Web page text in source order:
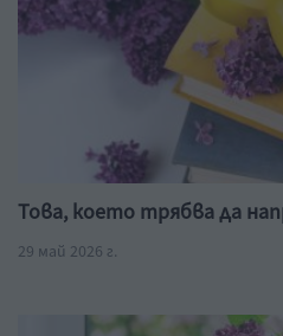
Това, което трябва да
29 май 2026 г.